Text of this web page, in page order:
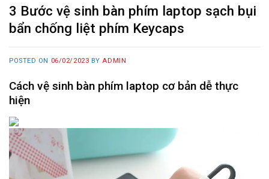
3 Bước vệ sinh bàn phím laptop sạch bụi
bẩn chống liệt phím Keycaps
POSTED ON 06/02/2023 BY ADMIN
Cách vệ sinh bàn phím laptop cơ bản dễ thực
hiện